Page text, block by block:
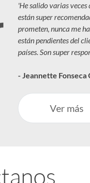
'He salido varias
están super
prometen, nunca me
están pendientes del
países. Son super
- Jeannette Fonseca
Ver más